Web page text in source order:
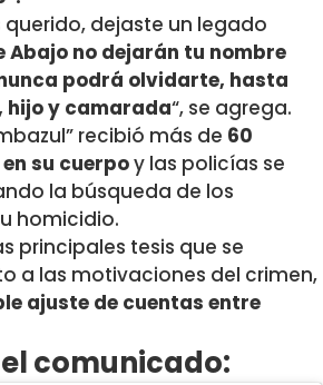
querido, dejaste un legado
Abajo no dejarán tu nombre
podrá olvidarte, hasta
hijo y camarada“, se agrega.
recibió más de 60
su cuerpoy las policías se
la búsqueda de los
homicidio.
principales tesis que se
a las motivaciones del crimen,
ajuste de cuentas entre
comunicado: